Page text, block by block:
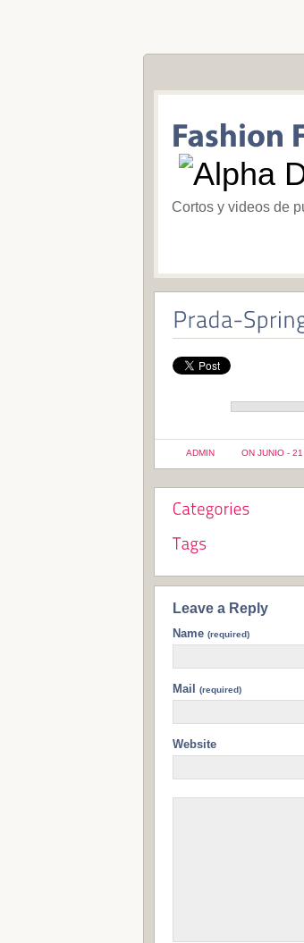
Cortos y videos de
ADMIN ON JUNIO -
Leave a Reply
Name (required)
Mail (required)
Website